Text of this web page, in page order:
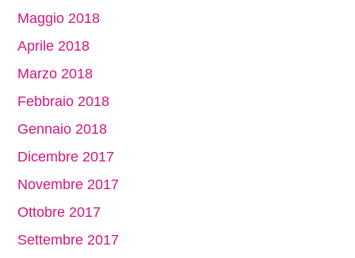
Maggio 2018
Aprile 2018
Marzo 2018
Febbraio 2018
Gennaio 2018
Dicembre 2017
Novembre 2017
Ottobre 2017
Settembre 2017